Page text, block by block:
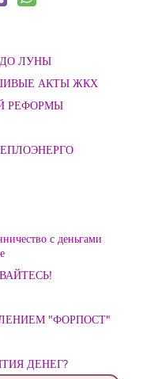
ЛУНЫ
АКТЫ ЖКХ
РЕФОРМЫ
с деньгами
"ФОРПОСТ"
ДЕНЕГ?